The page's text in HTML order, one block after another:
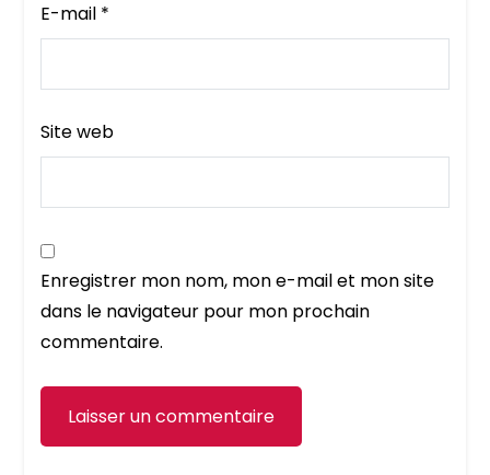
E-mail *
Site web
Enregistrer mon nom, mon e-mail et mon site
dans le navigateur pour mon prochain
commentaire.